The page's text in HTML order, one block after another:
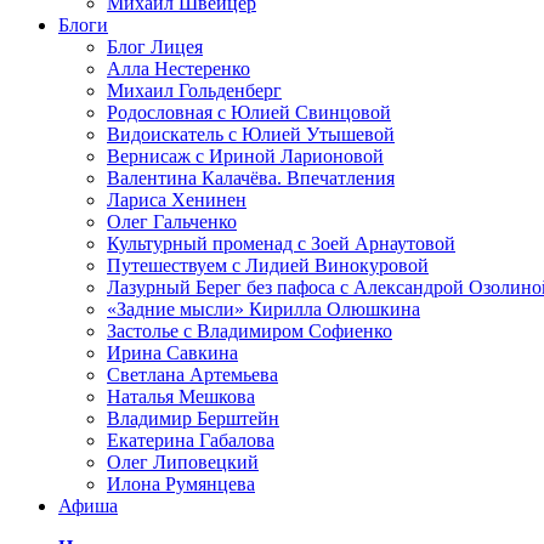
Блоги
Блог Лицея
Алла Нестеренко
Михаил Гольденберг
Родословная с Юлией Свинцовой
Видоискатель с Юлией Утышевой
Вернисаж с Ириной Ларионовой
Валентина Калачёва. Впечатления
Лариса Хенинен
Олег Гальченко
Культурный променад с Зоей Арнаутовой
Путешествуем с Лидией Винокуровой
Лазурный Берег без пафоса с Александрой
«Задние мысли» Кирилла Олюшкина
Застолье с Владимиром Софиенко
Ирина Савкина
Светлана Артемьева
Наталья Мешкова
Владимир Берштейн
Екатерина Габалова
Олег Липовецкий
Илона Румянцева
Афиша